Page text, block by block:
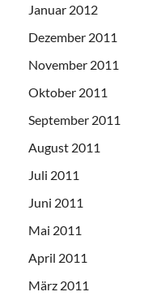
Januar 2012
Dezember 2011
November 2011
Oktober 2011
September 2011
August 2011
Juli 2011
Juni 2011
Mai 2011
April 2011
März 2011